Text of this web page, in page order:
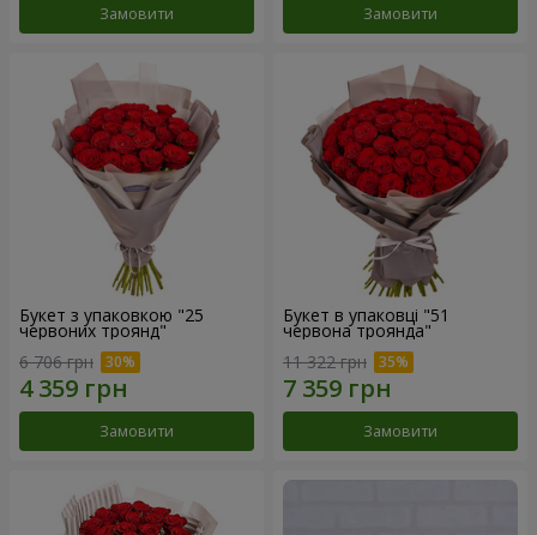
Замовити Замовити
Букет з упаковкою "25
червоних троянд"
6 706 грн
Замовити
Букет в упаковці "51
червона троянда"
11 322 грн
Замовити